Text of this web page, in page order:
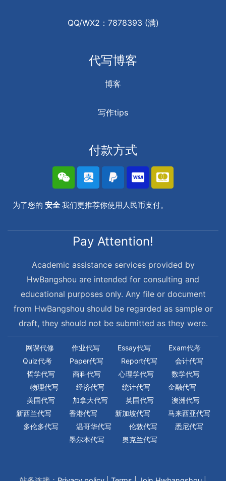
QQ/WX2：7878393 (满)
代写博客
博客
写作tips
付款方式
为了您的 安全 我们更推荐你使用人民币支付。
Pay Attention!
Academic assistance services provided by
HwBangshou are intended for consulting and
educational purposes only. Any file or document
from HwBangshou should be regarded as sample or
draft, they should not be submitted as they were.
网课代修 作业代写 Essay代写
Exam代考
Quiz代考
Paper代写 Report代写
会计代写
哲学代写
商科代写 心理学代写
数学代写
物理代写
经济代写 统计代写
金融代写
美国代写
加拿大代写 英国代写
澳洲代写
新西兰代写
香港代写 新加坡代写
马来西亚代写
多伦多代写
温哥华代写 伦敦代写
悉尼代写
墨尔本代写
奥克兰代写